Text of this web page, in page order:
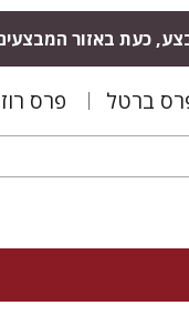
כעת באזור
ברטל פרס